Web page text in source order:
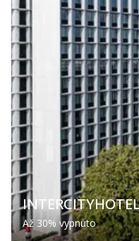
Až 30% vypnuto